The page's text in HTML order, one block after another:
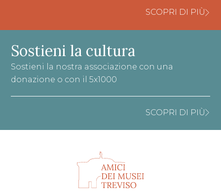
SCOPRI DI PIÙ
Sostieni la cultura
Sostieni la nostra associazione con una
donazione o con il 5x1000
SCOPRI DI PIÙ